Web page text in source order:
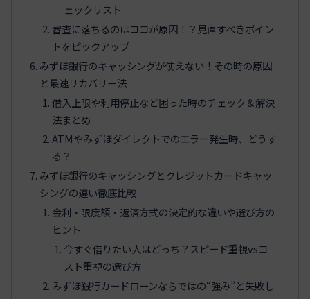
ェックリスト
審査に落ちるのはココが原因！？見直すべきポイン
トをピックアップ
みずほ銀行のキャッシングが使えない！その時の原因
と最速リカバリー法
借入上限や利用停止など困った時のチェック＆解決
法まとめ
ATMやみずほダイレクトでのエラー発生時、どうす
る？
みずほ銀行のキャッシングとクレジットカードキャッ
シングの違い徹底比較
金利・限度額・返済方式の決定的な違いや選び方の
ヒント
今すぐ借りたい人はどっち？スピード重視vsコ
スト重視の選び方
みずほ銀行カードローンならではの“強み”と失敗し